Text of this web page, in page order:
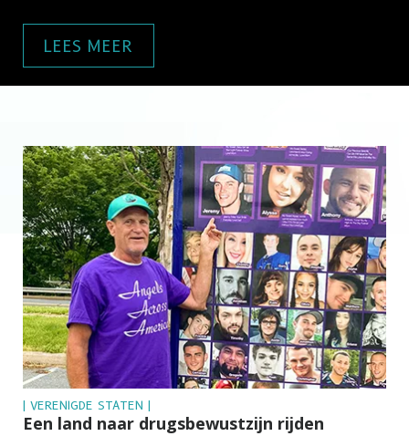
LEES MEER
| VERENIGDE STATEN |
Een land naar drugsbewustzijn rijden